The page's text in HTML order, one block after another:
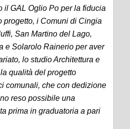
il GAL Oglio Po per la fiducia
progetto, i Comuni di Cingia
San Martino del Lago,
e Solarolo Rainerio per aver
lo studio Architettura e
qualità del progetto
comunali, che con dedizione
reso possibile una
prima in graduatoria a pari